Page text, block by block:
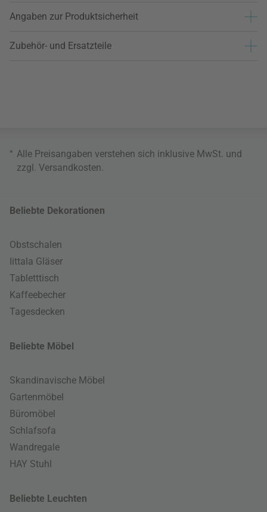
Angaben zur Produktsicherheit
Zubehör- und Ersatzteile
* Alle Preisangaben verstehen sich inklusive MwSt. und
zzgl. Versandkosten
Beliebte Dekorationen
Obstschalen
Iittala Gläser
Tabletttisch
Kaffeebecher
Tagesdecken
Beliebte Möbel
Skandinavische Möbel
Gartenmöbel
Büromöbel
Schlafsofa
Wandregale
HAY Stuhl
Beliebte Leuchten